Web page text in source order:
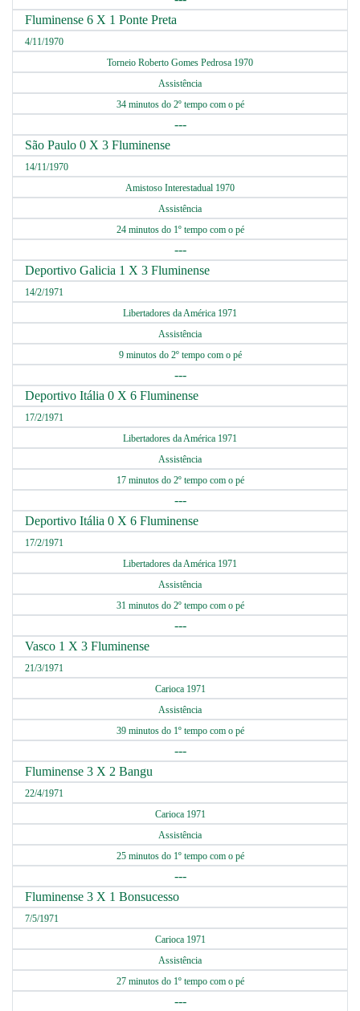
Fluminense 6 X 1 Ponte Preta
4/11/1970
Torneio Roberto Gomes Pedrosa 1970
Assistência
34 minutos do 2º tempo com o pé
---
São Paulo 0 X 3 Fluminense
14/11/1970
Amistoso Interestadual 1970
Assistência
24 minutos do 1º tempo com o pé
---
Deportivo Galicia 1 X 3 Fluminense
14/2/1971
Libertadores da América 1971
Assistência
9 minutos do 2º tempo com o pé
---
Deportivo Itália 0 X 6 Fluminense
17/2/1971
Libertadores da América 1971
Assistência
17 minutos do 2º tempo com o pé
---
Deportivo Itália 0 X 6 Fluminense
17/2/1971
Libertadores da América 1971
Assistência
31 minutos do 2º tempo com o pé
---
Vasco 1 X 3 Fluminense
21/3/1971
Carioca 1971
Assistência
39 minutos do 1º tempo com o pé
---
Fluminense 3 X 2 Bangu
22/4/1971
Carioca 1971
Assistência
25 minutos do 1º tempo com o pé
---
Fluminense 3 X 1 Bonsucesso
7/5/1971
Carioca 1971
Assistência
27 minutos do 1º tempo com o pé
---